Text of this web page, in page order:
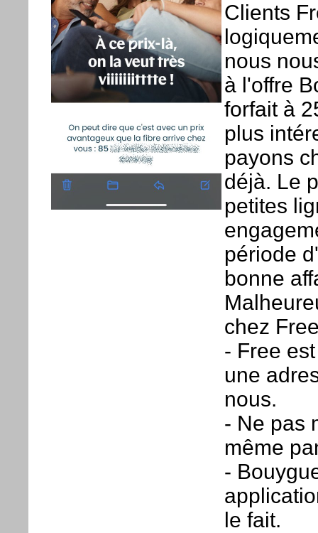
Clients
nous
à l'offre
forfait à
plus
payons
déjà. Le
petites
période
bonne
chez
- Free
une
nous.
- Ne pas
même
-
le fait.